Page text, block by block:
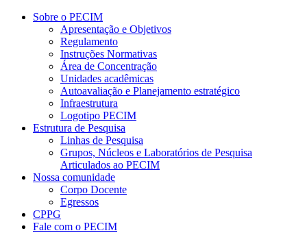
Conteúdo principal Menu principal
Sobre o PECIM
Apresentação e Objetivos
Regulamento
Instruções Normativas
Área de Concentração
Unidades acadêmicas
Autoavaliação e Planejamento estratégico
Infraestrutura
Logotipo PECIM
Estrutura de Pesquisa
Linhas de Pesquisa
Grupos, Núcleos e Laboratórios de Pesquisa
Articulados ao PECIM
Nossa comunidade
Corpo Docente
Egressos
CPPG
Fale com o PECIM